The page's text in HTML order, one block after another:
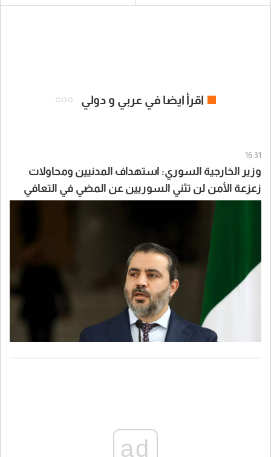
اقرأ ايضا في عربي و دولي
16:31
وزير الخارجية السوري: استهداف المدنيين ومحاولات
زعزعة الأمن لن تثني السوريين عن المضي في التعافي
ad